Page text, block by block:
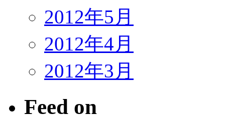
2012年5月
2012年4月
2012年3月
Feed on